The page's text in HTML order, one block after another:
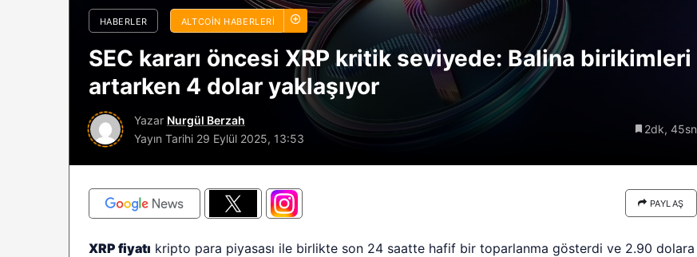
HABERLER ALTCOIN HABERLERI
SEC kararı öncesi XRP kritik seviyede: Balina birikimleri
artarken 4 dolar yaklaşıyor
Yazar Nurgül Berzah
Yayın Tarihi 29 Eylül 2025, 13:53
2dk, 45sn
PAYLAŞ
XRP fiyatı kripto para piyasası ile birlikte son 24 saatte hafif bir toparlanma gösterdi ve 2.90 dolara
sürüyor: Analistlere göre
2026 BTC çöküşü neden
sınırlı kalabilir?
Riski: Uzun Vadeli HYPER
Boğaları 31,1 Milyon Dolarlık
Birikim Yapıyor